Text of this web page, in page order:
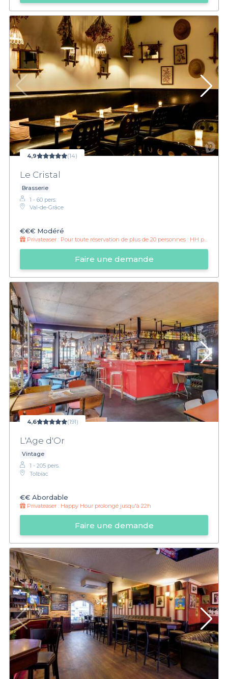
4,9 (14)
Le Cristal
Brasserie
1 - 60 pers.
Val-de-Grâce
€€€ Modéré
Privateaser : Pour toute réservation de plus de 20 personnes : HH prolongé jusqu'à minuit !
Faire une demande
4,6 (191)
L'Age d'Or
Vintage
1 - 205 pers.
Tolbiac
€€ Abordable
Privateaser : Happy Hour prolongé jusqu'à 22h
Faire une demande